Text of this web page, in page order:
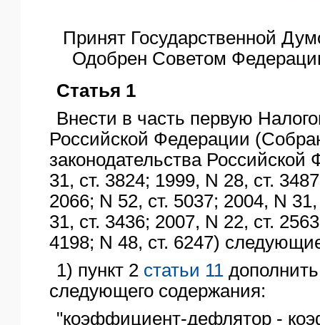
Принят Государственной
Одобрен Советом
Статья 1
Внести в часть первую
Российской Федерации
законодательства
31, ст. 3824; 1999, N 28, ст.
2066; N 52, ст. 5037; 2004, N
31, ст. 3436; 2007, N 22, ст.
4198; N 48, ст. 6247)
1) пункт 2 статьи 11
следующего содержания:
"коэффициент-дефлятор -